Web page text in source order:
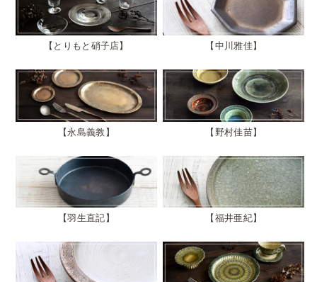
とりもと硝子店 中川雅佳
永島義教 野村佳苗
羽生直記 福井亜紀